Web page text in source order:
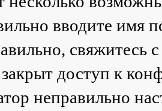
вводите имя
свяжитесь
доступ к
неправильно